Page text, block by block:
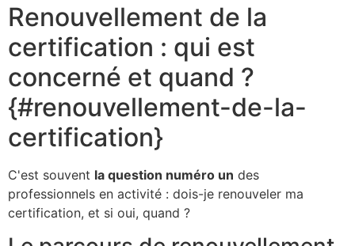
Renouvellement de la
certification : qui est
concerné et quand ?
{#renouvellement-de-la-
certification}
C'est souvent la question numéro un des
professionnels en activité : dois-je renouveler ma
certification, et si oui, quand ?